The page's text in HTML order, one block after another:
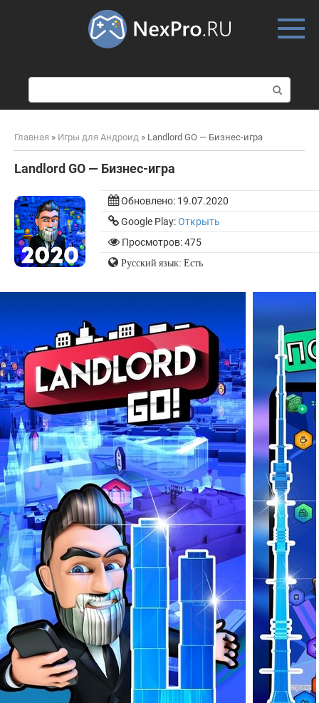
о
и
к
Главная » Игры для Андроид » Landlord GO — Бизнес-игра
Landlord GO — Бизнес-игра
Обновлено: 19.07.2020
Google Play:Открыть
Просмотров: 475
Русский язык: Есть